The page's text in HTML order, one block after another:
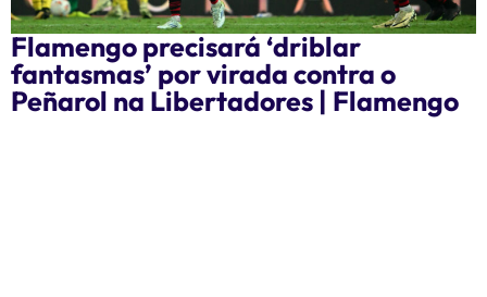
Flamengo precisará ‘driblar
fantasmas’ por virada contra o
Peñarol na Libertadores | Flamengo